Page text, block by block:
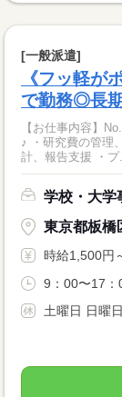
[一般派遣]
《フッ軽が
で勤務◎長
【お仕事内容】
♪ ・研究費の管理
計、報告支援 ・プ
学校・大学
東京都板橋
時給1,500円
9：00〜17：
土曜日 日曜